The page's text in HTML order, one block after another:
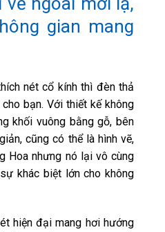
gian mang
nét cổ kính thì đèn thả
bạn. Với thiết kế không
khối vuông bằng gỗ, bên
cũng có thể là hình vẽ,
Hoa nhưng nó lại vô cùng
khác biệt lớn cho không
hiện đại mang hơi hướng